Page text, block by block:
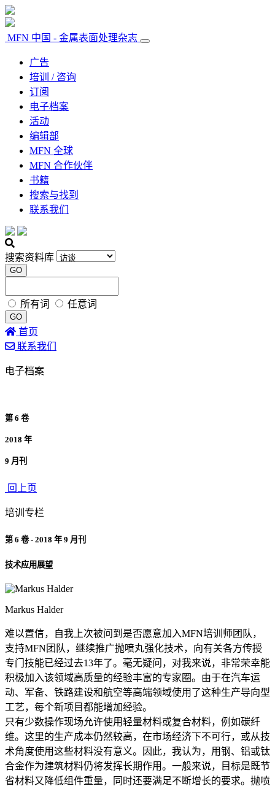
MFN 中国 - 金属表面处理杂志
广告
培训 / 咨询
订阅
电子档案
活动
编辑部
MFN 全球
MFN 合作伙伴
书籍
搜索与找到
联系我们
搜索资料库
GO
所有词 任意词
GO
首页
联系我们
电子档案
第 6 卷
2018 年
9 月刊
回上页
培训专栏
第 6 卷 - 2018 年 9 月刊
技术应用展望
Markus Halder
难以置信，自我上次被问到是否愿意加入MFN培训师团队，
支持MFN团队，继续推广抛喷丸强化技术，向有关各方传授
专门技能已经过去13年了。毫无疑问，对我来说，非常荣幸能
积极加入该领域高质量的经验丰富的专家圈。由于在汽车运
动、军备、铁路建设和航空等高端领域使用了这种生产导向型
工艺，每个新项目都能增加经验。
只有少数操作现场允许使用轻量材料或复合材料，例如碳纤
维。这里的生产成本仍然较高，在市场经济下不可行，或从技
术角度使用这些材料没有意义。因此，我认为，用钢、铝或钛
合金作为建筑材料仍将发挥长期作用。一般来说，目标是既节
省材料又降低组件重量，同时还要满足不断增长的要求。抛喷